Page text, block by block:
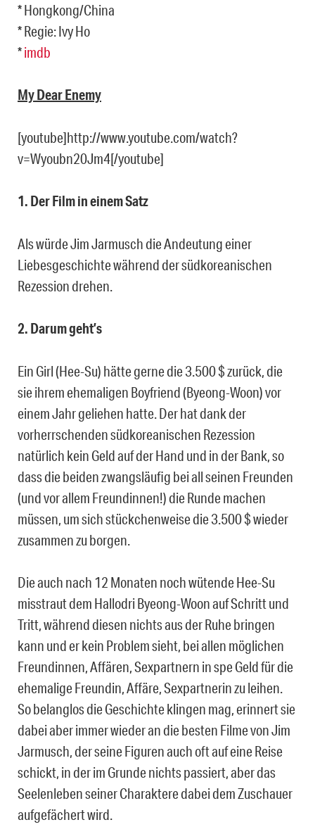
* Hongkong/China
* Regie: Ivy Ho
*imdb
My Dear Enemy
[youtube]http://www.youtube.com/watch?
v=Wyoubn20Jm4[/youtube]
1. Der Film in einem Satz
Als würde Jim Jarmusch die Andeutung einer
Liebesgeschichte während der südkoreanischen
Rezession drehen.
2. Darum geht’s
Ein Girl (Hee-Su) hätte gerne die 3.500 $ zurück, die
sie ihrem ehemaligen Boyfriend (Byeong-Woon) vor
einem Jahr geliehen hatte. Der hat dank der
vorherrschenden südkoreanischen Rezession
natürlich kein Geld auf der Hand und in der Bank, so
dass die beiden zwangsläufig bei all seinen Freunden
(und vor allem Freundinnen!) die Runde machen
müssen, um sich stückchenweise die 3.500 $ wieder
zusammen zu borgen.
Die auch nach 12 Monaten noch wütende Hee-Su
misstraut dem Hallodri Byeong-Woon auf Schritt und
Tritt, während diesen nichts aus der Ruhe bringen
kann und er kein Problem sieht, bei allen möglichen
Freundinnen, Affären, Sexpartnern in spe Geld für die
ehemalige Freundin, Affäre, Sexpartnerin zu leihen.
So belanglos die Geschichte klingen mag, erinnert sie
dabei aber immer wieder an die besten Filme von Jim
Jarmusch, der seine Figuren auch oft auf eine Reise
schickt, in der im Grunde nichts passiert, aber das
Seelenleben seiner Charaktere dabei dem Zuschauer
aufgefächert wird.